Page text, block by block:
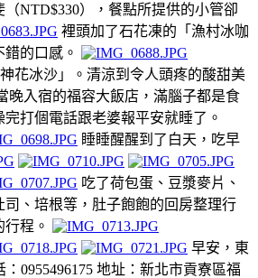
NTD$330），餐點所提供的小管卻
裡頭加了石花凍的「漁村冰咖
的口感。
神花冰沙」。清涼到令人頭疼的酸甜美
晚入宿的福容大飯店，滿腦子都是食
打個電話跟老婆報平安就睡了。
睡睡醒醒到了白天，吃早
吃了荷包蛋、豆漿麥片、
司、培根等，肚子飽飽的回房整理行
程。
早安，東
：0955496175 地址：新北市貢寮區福